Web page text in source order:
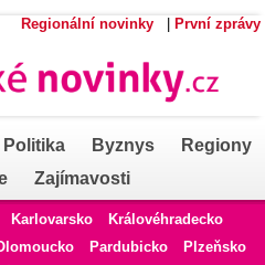
Regionální novinky První zprávy
Politika Byznys
Regiony
Zajímavosti
Karlovarsko
Královéhradecko
Pardubicko
Plzeňsko